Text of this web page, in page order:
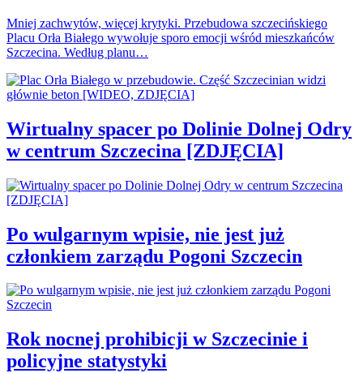
Mniej zachwytów, więcej krytyki. Przebudowa szczecińskiego
Placu Orła Białego wywołuje sporo emocji wśród mieszkańców
Szczecina. Według planu…
Wirtualny spacer po Dolinie Dolnej Odry
w centrum Szczecina [ZDJĘCIA]
Po wulgarnym wpisie, nie jest już
członkiem zarządu Pogoni Szczecin
Rok nocnej prohibicji w Szczecinie i
policyjne statystyki